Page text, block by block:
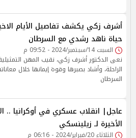
أشرف زكي يكشف تفاصيل الأيام
حياة ناهد رشدي مع السرطان
السبت 14/سبتمبر/2024 - 09:52 م
نعى الدكتور أشرف زكي، نقيب المهن
الراحلة، وأشاد بصبرها وقوة إيمانها خلال
السرطان
عاجل| انقلاب عسكري في أوكرانيا ..
الأخيرة لـ زيلينسكي
الثلاثاء 20/فبراير/2024 - 06:16 م